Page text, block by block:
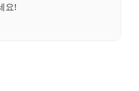
요!